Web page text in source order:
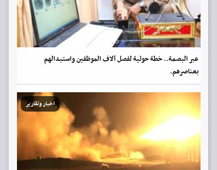
عبر البصمة.. خطة حوثية لفصل آلاف الموظفين واستبدالهم
بعناصرهم.
اخبار وتقارير